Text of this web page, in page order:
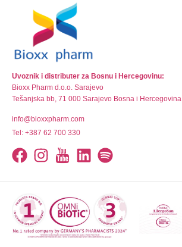
Uvoznik i distributer za Bosnu i Hercegovinu:
Bioxx Pharm d.o.o. Sarajevo
Tešanjska bb, 71 000 Sarajevo Bosna i Hercegovina
info@bioxxpharm.com
Tel: +387 62 700 330